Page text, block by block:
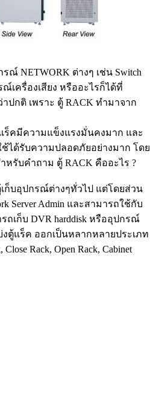
ณ์ NETWORK ต่างๆ เช่น Switch
ณ์เครื่องเสียง หรืออะไรก็ได้ที่
ปกติ เพราะ ตู้ RACK ทำมาจาก
ร็คมีความแข็งแรงมั่นคงมาก และ
ได้รับความปลอดภัยอย่างมาก โดย
หรับคำถาม ตู้ RACK คืออะไร ?
ก็บอุปกรณ์ต่างๆทั่วไป แต่โดยส่วน
Server Admin และสามารถใช้กับ
ถเก็บ DVR harddisk หรืออุปกรณ์
ตู้แร็ค ออกเป็นหลากหลายประเภท
Close Rack, Open Rack, Cabinet